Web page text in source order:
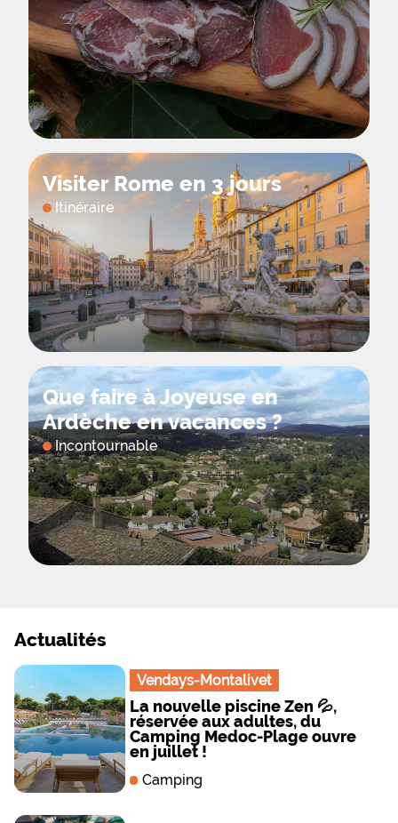
Visiter Rome en 3 jours
Itinéraire
Que faire à Joyeuse en
Ardèche en vacances ?
Incontournable
Actualités
Vendays-Montalivet
La nouvelle piscine Zen 💦,
réservée aux adultes, du
Camping Medoc-Plage ouvre
en juillet !
Camping